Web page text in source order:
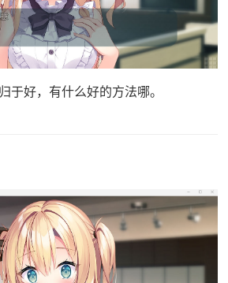
于好，有什么好的方法哪。